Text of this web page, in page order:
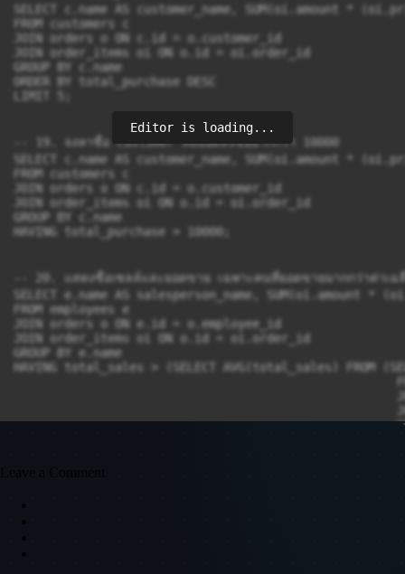
SELECT c.name AS customer_name, SUM(oi.amount *
FROM customers c
JOIN orders o ON c.id = o.customer_id
JOIN order_items oi ON o.id = oi.order_id
GROUP BY c.name
ORDER BY total_purchase DESC
LIMIT 5;
-- 19. จงหาชื่อ customer ที่มียอดสั่งซื้อมากกว่า 10000
SELECT c.name AS customer_name, SUM(oi.amount *
FROM customers c
JOIN orders o ON c.id = o.customer_id
JOIN order_items oi ON o.id = oi.order_id
GROUP BY c.name
HAVING total_purchase > 10000;
-- 20. แสดงชื่อเซลล์และยอดขาย เฉพาะคนที่ยอดขายมากกว่าค่
SELECT e.name AS salesperson_name,
FROM employees e
JOIN orders o ON e.id = o.employee_id
JOIN order_items oi ON o.id = oi.order_id
GROUP BY e.name
HAVING total_sales > (SELECT AVG(total_sales)
Editor is loading...
Leave a Comment